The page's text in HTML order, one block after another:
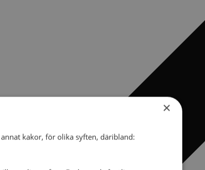
×
kakor, för olika syften, däribland: